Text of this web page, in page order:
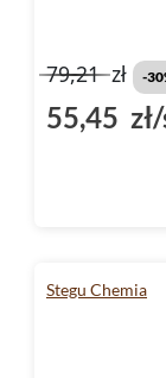
79,21zł -
55,45
Stegu Chemia